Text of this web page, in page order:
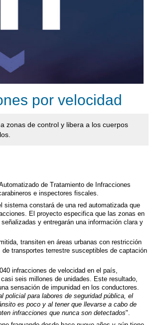
por velocidad
zonas de control y libera a los cuerpos
de Tratamiento de Infracciones
e inspectores fiscales.
sistema constará de una red automatizada que
El proyecto especifica que las zonas en
y entregarán una información clara y
transiten en áreas urbanas con restricción
transportes terrestre susceptibles de captación
infracciones de velocidad en el país,
seis millones de unidades. Este resultado,
sensación de impunidad en los conductores.
policial para labores de seguridad pública, el
es poco y al tener que llevarse a cabo de
infracciones que nunca son detectados".